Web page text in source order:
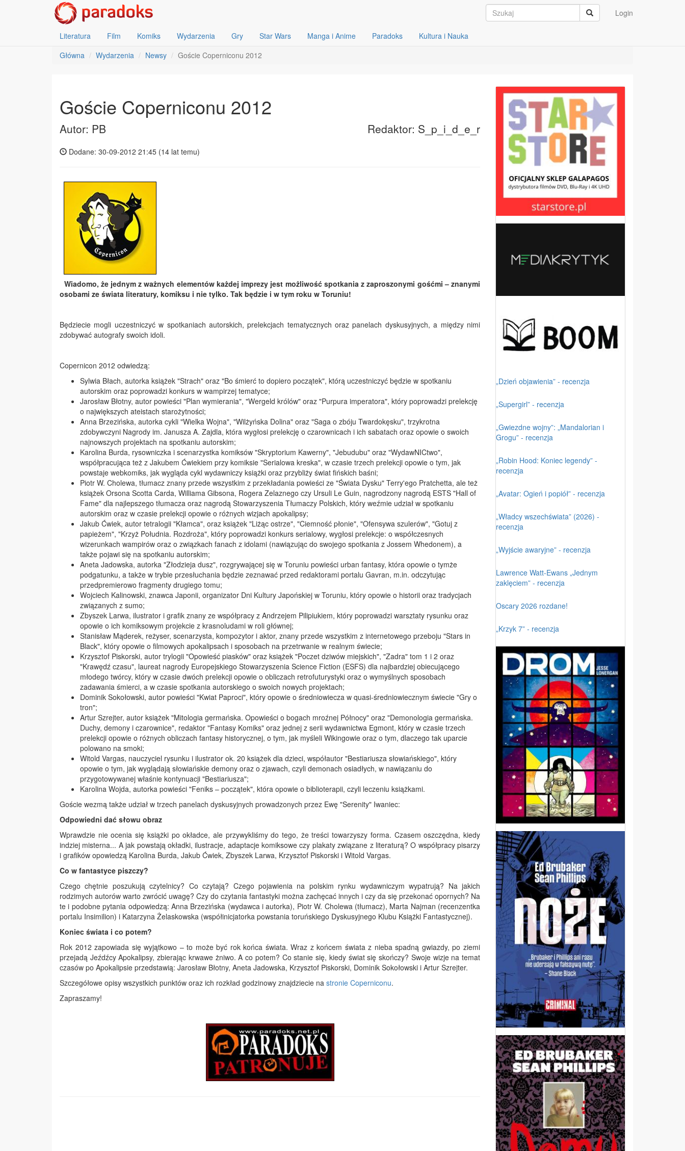
Login
Literatura Film Komiks Wydarzenia Gry Star Wars Manga i Anime Paradoks
Kultura i Nauka
Główna
Wydarzenia Newsy Goście Coperniconu 2012
Goście Coperniconu 2012
Autor: PB Redaktor: S_p_i_d_e_r
Dodane: 30-09-2012 21:45 (14 lat temu)
Wiadomo, że jednym z ważnych elementów każdej imprezy jest możliwość spotkania z zaproszonymi gośćmi – znanymi
osobami ze świata literatury, komiksu i nie tylko. Tak będzie i w tym roku w Toruniu!
Będziecie mogli uczestniczyć w spotkaniach autorskich, prelekcjach tematycznych oraz panelach dyskusyjnych, a między nimi
zdobywać autografy swoich idoli.
Copernicon 2012 odwiedzą:
Sylwia Błach, autorka książek "Strach" oraz "Bo śmierć to dopiero początek", którą uczestniczyć będzie w spotkaniu
autorskim oraz poprowadzi konkurs w wampirzej tematyce;
Jarosław Błotny, autor powieści "Plan wymierania", "Wergeld królów" oraz "Purpura imperatora", który poprowadzi prelekcję
o największych ateistach starożytności;
Anna Brzezińska, autorka cykli "Wielka Wojna", "Wilżyńska Dolina" oraz "Saga o zbóju Twardokęsku", trzykrotna
zdobywczyni Nagrody im. Janusza A. Zajdla, która wygłosi prelekcję o czarownicach i ich sabatach oraz opowie o swoich
najnowszych projektach na spotkaniu autorskim;
Karolina Burda, rysowniczka i scenarzystka komiksów "Skryptorium Kawerny", "Jebudubu" oraz "WydawNICtwo",
współpracująca też z Jakubem Ćwiekiem przy komiksie "Serialowa kreska", w czasie trzech prelekcji opowie o tym, jak
powstaje webkomiks, jak wygląda cykl wydawniczy książki oraz przybliży świat fińskich baśni;
Piotr W. Cholewa, tłumacz znany przede wszystkim z przekładania powieści ze "Świata Dysku" Terry'ego Pratchetta, ale też
książek Orsona Scotta Carda, Williama Gibsona, Rogera Zelaznego czy Ursuli Le Guin, nagrodzony nagrodą ESTS "Hall of
Fame" dla najlepszego tłumacza oraz nagrodą Stowarzyszenia Tłumaczy Polskich, który weźmie udział w spotkaniu
autorskim oraz w czasie prelekcji opowie o różnych wizjach apokalipsy;
Jakub Ćwiek, autor tetralogii "Kłamca", oraz książek "Liżąc ostrze", "Ciemność płonie", "Ofensywa szulerów", "Gotuj z
papieżem", "Krzyż Południa. Rozdroża", który poprowadzi konkurs serialowy, wygłosi prelekcje: o współczesnych
wizerunkach wampirów oraz o związkach fanach z idolami (nawiązując do swojego spotkania z Jossem Whedonem), a
także pojawi się na spotkaniu autorskim;
Aneta Jadowska, autorka "Złodzieja dusz", rozgrywającej się w Toruniu powieści urban fantasy, która opowie o tymże
podgatunku, a także w trybie przesłuchania będzie zeznawać przed redaktorami portalu Gavran, m.in. odczytując
przedpremierowo fragmenty drugiego tomu;
Wojciech Kalinowski, znawca Japonii, organizator Dni Kultury Japońskiej w Toruniu, który opowie o historii oraz tradycjach
związanych z sumo;
Zbyszek Larwa, ilustrator i grafik znany ze współpracy z Andrzejem Pilipiukiem, który poprowadzi warsztaty rysunku oraz
opowie o ich komiksowym projekcie z krasnoludami w roli głównej;
Stanisław Mąderek, reżyser, scenarzysta, kompozytor i aktor, znany przede wszystkim z internetowego przeboju "Stars in
Black", który opowie o filmowych apokalipsach i sposobach na przetrwanie w realnym świecie;
Krzysztof Piskorski, autor trylogii "Opowieść piasków" oraz książek "Poczet dziwów miejskich", "Zadra" tom 1 i 2 oraz
"Krawędź czasu", laureat nagrody Europejskiego Stowarzyszenia Science Fiction (ESFS) dla najbardziej obiecującego
młodego twórcy, który w czasie dwóch prelekcji opowie o obliczach retrofuturystyki oraz o wymyślnych sposobach
zadawania śmierci, a w czasie spotkania autorskiego o swoich nowych projektach;
Dominik Sokołowski, autor powieści "Kwiat Paproci", który opowie o średniowiecza w quasi-średniowiecznym świecie "Gry o
tron";
Artur Szrejter, autor książek "Mitologia germańska. Opowieści o bogach mroźnej Północy" oraz "Demonologia germańska.
Duchy, demony i czarownice", redaktor "Fantasy Komiks" oraz jednej z serii wydawnictwa Egmont, który w czasie trzech
prelekcji opowie o różnych obliczach fantasy historycznej, o tym, jak myśleli Wikingowie oraz o tym, dlaczego tak uparcie
polowano na smoki;
Witold Vargas, nauczyciel rysunku i ilustrator ok. 20 książek dla dzieci, współautor "Bestiariusza słowiańskiego", który
opowie o tym, jak wyglądają słowiańskie demony oraz o zjawach, czyli demonach osiadłych, w nawiązaniu do
przygotowywanej właśnie kontynuacji "Bestiariusza";
Karolina Wojda, autorka powieści "Feniks – początek", która opowie o biblioterapii, czyli leczeniu książkami.
Goście wezmą także udział w trzech panelach dyskusyjnych prowadzonych przez Ewę "Serenity" Iwaniec:
Odpowiedni dać słowu obraz
Wprawdzie nie ocenia się książki po okładce, ale przywykliśmy do tego, że treści towarzyszy forma. Czasem oszczędna, kiedy
indziej misterna... A jak powstają okładki, ilustracje, adaptacje komiksowe czy plakaty związane z literaturą? O współpracy pisarzy
i grafików opowiedzą Karolina Burda, Jakub Ćwiek, Zbyszek Larwa, Krzysztof Piskorski i Witold Vargas.
Co w fantastyce piszczy?
Czego chętnie poszukują czytelnicy? Co czytają? Czego pojawienia na polskim rynku wydawniczym wypatrują? Na jakich
rodzimych autorów warto zwrócić uwagę? Czy do czytania fantastyki można zachęcać innych i czy da się przekonać opornych? Na
te i podobne pytania odpowiedzą: Anna Brzezińska (wydawca i autorka), Piotr W. Cholewa (tłumacz), Marta Najman (recenzentka
portalu Insimilion) i Katarzyna Żelaskowska (współinicjatorka powstania toruńskiego Dyskusyjnego Klubu Książki Fantastycznej).
Koniec świata i co potem?
Rok 2012 zapowiada się wyjątkowo – to może być rok końca świata. Wraz z końcem świata z nieba spadną gwiazdy, po ziemi
przejadą Jeźdźcy Apokalipsy, zbierając krwawe żniwo. A co potem? Co stanie się, kiedy świat się skończy? Swoje wizje na temat
czasów po Apokalipsie przedstawią: Jarosław Błotny, Aneta Jadowska, Krzysztof Piskorski, Dominik Sokołowski i Artur Szrejter.
Szczegółowe opisy wszystkich punktów oraz ich rozkład godzinowy znajdziecie na stronie Coperniconu.
Zapraszamy!
„Dzień objawienia” - recenzja
„Supergirl” - recenzja
„Gwiezdne wojny”: „Mandalorian i
Grogu” - recenzja
„Robin Hood: Koniec legendy” -
recenzja
„Avatar: Ogień i popiół” - recenzja
„Władcy wszechświata” (2026) -
recenzja
„Wyjście awaryjne” - recenzja
Lawrence Watt-Ewans „Jednym
zaklęciem” - recenzja
Oscary 2026 rozdane!
„Krzyk 7” - recenzja